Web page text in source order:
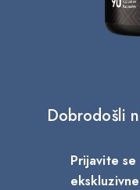
Dobrodošli
Prijavite